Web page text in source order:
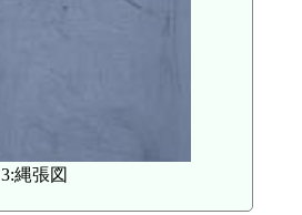
3:縄張図